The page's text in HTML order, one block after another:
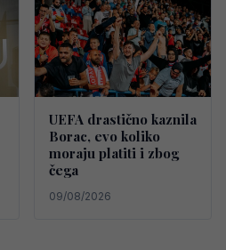
UEFA drastično kaznila
Borac, evo koliko
moraju platiti i zbog
čega
09/08/2026